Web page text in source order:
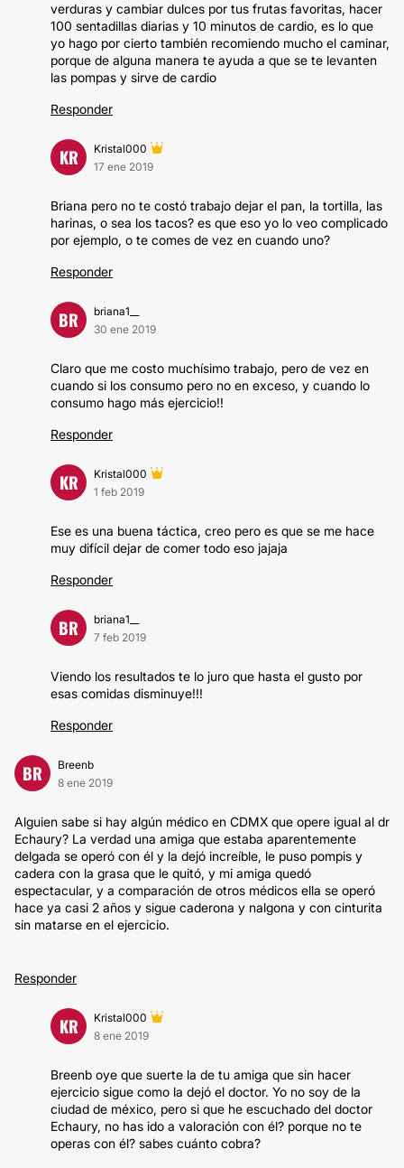
verduras y cambiar dulces por tus frutas favoritas, hacer
100 sentadillas diarias y 10 minutos de cardio, es lo que
yo hago por cierto también recomiendo mucho el caminar,
porque de alguna manera te ayuda a que se te levanten
las pompas y sirve de cardio
Responder
KR
Kristal000
17 ene 2019
Briana pero no te costó trabajo dejar el pan, la tortilla, las
harinas, o sea los tacos? es que eso yo lo veo complicado
por ejemplo, o te comes de vez en cuando uno?
Responder
BR
briana1__
30 ene 2019
Claro que me costo muchísimo trabajo, pero de vez en
cuando si los consumo pero no en exceso, y cuando lo
consumo hago más ejercicio!!
Responder
KR
Kristal000
1 feb 2019
Ese es una buena táctica, creo pero es que se me hace
muy difícil dejar de comer todo eso jajaja
Responder
BR
briana1__
7 feb 2019
Viendo los resultados te lo juro que hasta el gusto por
esas comidas disminuye!!!
Responder
BR
Breenb
8 ene 2019
Alguien sabe si hay algún médico en CDMX que opere igual al dr
Echaury? La verdad una amiga que estaba aparentemente
delgada se operó con él y la dejó increíble, le puso pompis y
cadera con la grasa que le quitó, y mi amiga quedó
espectacular, y a comparación de otros médicos ella se operó
hace ya casi 2 años y sigue caderona y nalgona y con cinturita
sin matarse en el ejercicio.
Responder
KR
Kristal000
8 ene 2019
Breenb oye que suerte la de tu amiga que sin hacer
ejercicio sigue como la dejó el doctor. Yo no soy de la
ciudad de méxico, pero si que he escuchado del doctor
Echaury, no has ido a valoración con él? porque no te
operas con él? sabes cuánto cobra?